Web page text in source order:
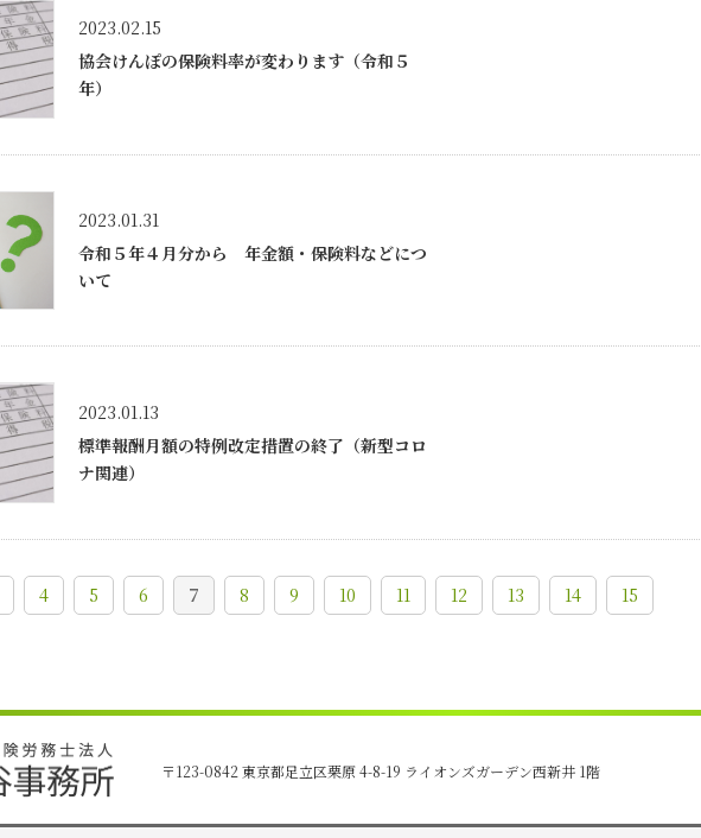
2023.02.15
協会けんぽの保険料率が変わります（令和５
年）
2023.01.31
令和５年４月分から 年金額・保険料などにつ
いて
2023.01.13
標準報酬月額の特例改定措置の終了（新型コロ
ナ関連）
4 5 6 7 8 9 10 11 12 13 14 15
〒123-0842 東京都足立区栗原 4-8-19 ライオンズガーデン西新井 1階